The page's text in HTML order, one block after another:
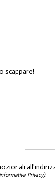
scappare!
Privacy):